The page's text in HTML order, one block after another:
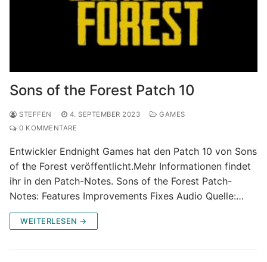
Sons of the Forest Patch 10
STEFFEN 4. SEPTEMBER 2023
GAMES
0 KOMMENTARE
Entwickler Endnight Games hat den Patch 10 von Sons
of the Forest veröffentlicht.Mehr Informationen findet
ihr in den Patch-Notes. Sons of the Forest Patch-
Notes: Features Improvements Fixes Audio Quelle:…
WEITERLESEN →